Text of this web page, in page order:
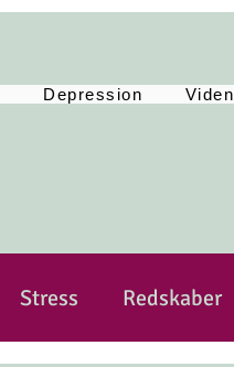
Depression Viden
Stress Redskaber